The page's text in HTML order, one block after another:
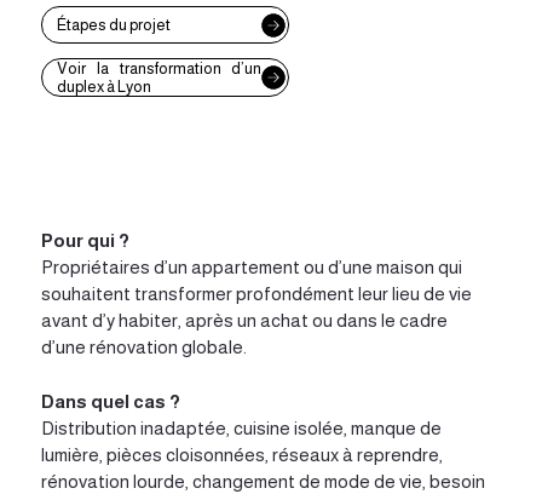
Étapes du projet
Voir la transformation d’un
duplex à Lyon
Pour qui ?
Propriétaires d’un appartement ou d’une maison qui
souhaitent transformer profondément leur lieu de vie
avant d’y habiter, après un achat ou dans le cadre
d’une rénovation globale.
Dans quel cas ?
Distribution inadaptée, cuisine isolée, manque de
lumière, pièces cloisonnées, réseaux à reprendre,
rénovation lourde, changement de mode de vie, besoin